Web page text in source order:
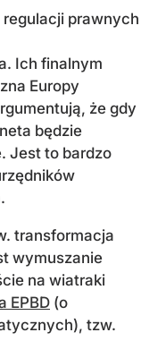
regulacji prawnych
Ich finalnym
Europy
że gdy
będzie
Jest to bardzo
transformacja
wymuszanie
na wiatraki
EPBD (o
tzw.